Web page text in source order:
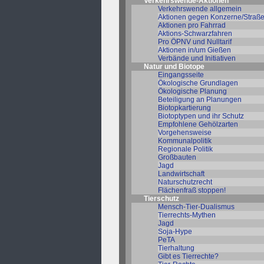
Verkehrswende allgemein
Aktionen gegen Konzerne/
Aktionen pro Fahrrad
Aktions-Schwarzfahren
Pro ÖPNV und Nulltarif
Aktionen in/um Gießen
Verbände und Initiativen
Natur und Biotope
Eingangsseite
Ökologische Grundlagen
Ökologische Planung
Beteiligung an Planungen
Biotopkartierung
Biotoptypen und ihr Schutz
Empfohlene Gehölzarten
Vorgehensweise
Kommunalpolitik
Regionale Politik
Großbauten
Jagd
Landwirtschaft
Naturschutzrecht
Flächenfraß stoppen!
Tierschutz
Mensch-Tier-Dualismus
Tierrechts-Mythen
Jagd
Soja-Hype
PeTA
Tierhaltung
Gibt es Tierrechte?